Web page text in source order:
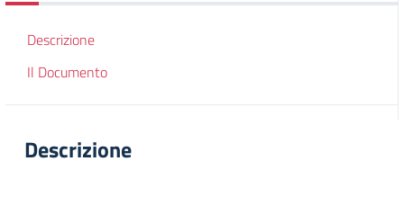
Descrizione
Il Documento
Descrizione